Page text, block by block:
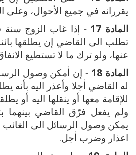
يقررانه في جميع الأحوال، وعلى
المادة 17
- إذا غاب الزوج سنة
تطلب الى القاضي إن يطلقها
عنها، ولو ترك ما لا تستطيع
المادة 18
- إن أمكن وصول
له القاضي أجلا وأعذر اليه بأنه
للإقامة معها أو ينقلها اليه أو
ولم يفعل فرّق القاضي بينهما
يمكن وصول الرسائل الى الغائب
اعذار وضرب أجل.